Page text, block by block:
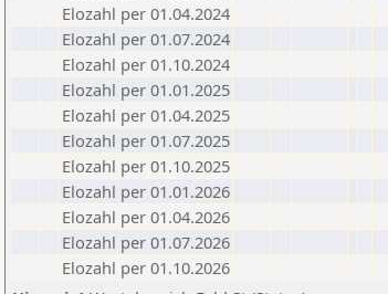
Elozahl per 01.04.2024
Elozahl per 01.07.2024
Elozahl per 01.10.2024
Elozahl per 01.01.2025
Elozahl per 01.04.2025
Elozahl per 01.07.2025
Elozahl per 01.10.2025
Elozahl per 01.01.2026
Elozahl per 01.04.2026
Elozahl per 01.07.2026
Elozahl per 01.10.2026